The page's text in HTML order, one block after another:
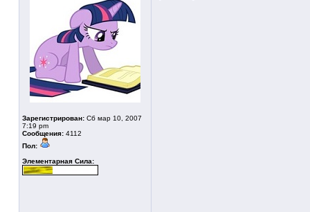
Зарегистрирован: Сб мар 10, 2007
7:19 pm
Сообщения: 4112
Пол:
Элементарная Сила: